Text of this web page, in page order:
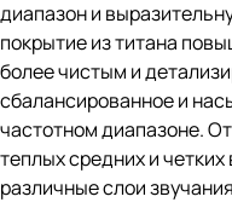
диапазон и
покрытие из титана
более чистым и
сбалансированное и
частотном диапазоне.
теплых средних и
различные слои